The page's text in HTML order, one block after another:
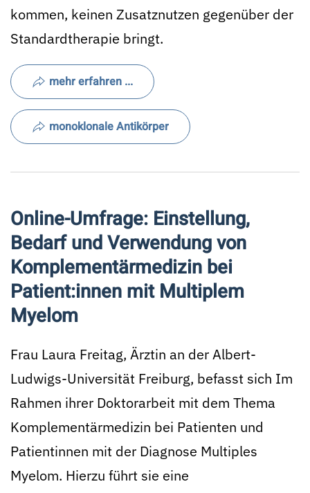
kommen, keinen Zusatznutzen gegenüber der
Standardtherapie bringt.
mehr erfahren ...
monoklonale Antikörper
Online-Umfrage: Einstellung,
Bedarf und Verwendung von
Komplementärmedizin bei
Patient:innen mit Multiplem
Myelom
Frau Laura Freitag, Ärztin an der Albert-
Ludwigs-Universität Freiburg, befasst sich Im
Rahmen ihrer Doktorarbeit mit dem Thema
Komplementärmedizin bei Patienten und
Patientinnen mit der Diagnose Multiples
Myelom. Hierzu führt sie eine